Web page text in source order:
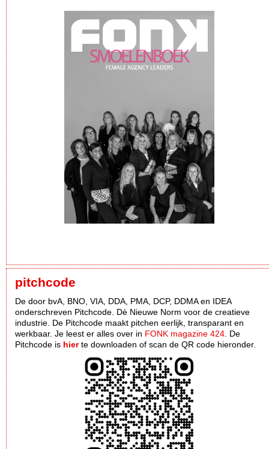
pitchcode
De door bvA, BNO, VIA, DDA, PMA, DCP, DDMA en IDEA
onderschreven Pitchcode. Dè Nieuwe Norm voor de creatieve
industrie. De Pitchcode maakt pitchen eerlijk, transparant en
werkbaar. Je leest er alles over in FONK magazine 424 . De
Pitchcode is hierte downloaden of scan de QR code hieronder.